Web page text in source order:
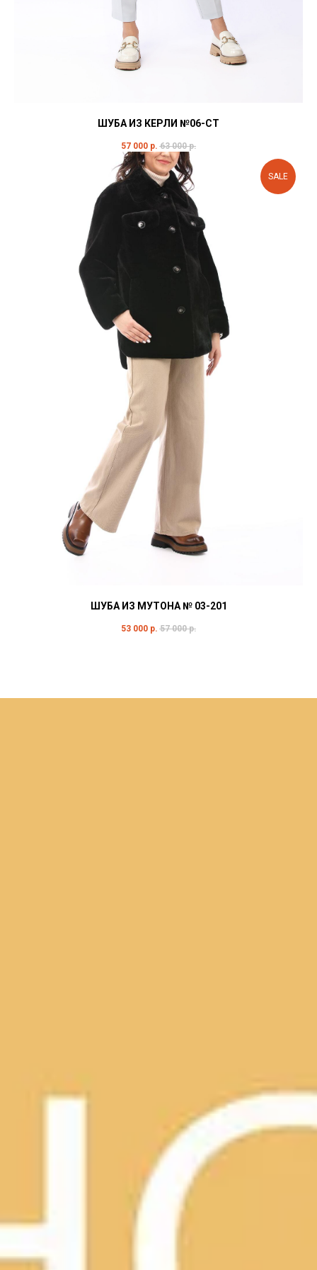
ШУБА ИЗ КЕРЛИ №06-СТ
57 000 р. 63 000 р.
SALE
ШУБА ИЗ МУТОНА № 03-201
53 000 р. 57 000 р.